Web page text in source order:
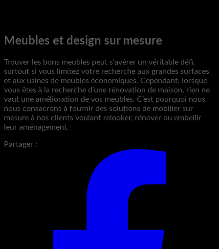
Meubles et design sur mesure
Trouver les bons meubles peut s’avérer un véritable défi,
surtout si vous limitez votre recherche aux grandes surfaces
et aux usines de meubles économiques. Cependant, lorsque
vous êtes à la recherche d’une rénovation de maison, rien ne
vaut une amélioration de vos meubles. C’est pourquoi nous
nous consacrons à fournir des solutions de mobilier sur
mesure à nos clients voulant relooker, rénover ou embellir
leur aménagement.
Partager :